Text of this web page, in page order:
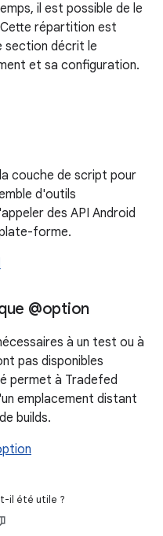
il est possible de le
répartition est
section décrit le
et sa configuration.
couche de script pour
d'outils
des API Android
forme.
@option
à un test ou à
pas disponibles
permet à Tradefed
emplacement distant
builds.
il été utile ?